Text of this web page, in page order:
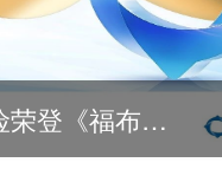
第378位！新华保险荣登《福布斯》全球500强